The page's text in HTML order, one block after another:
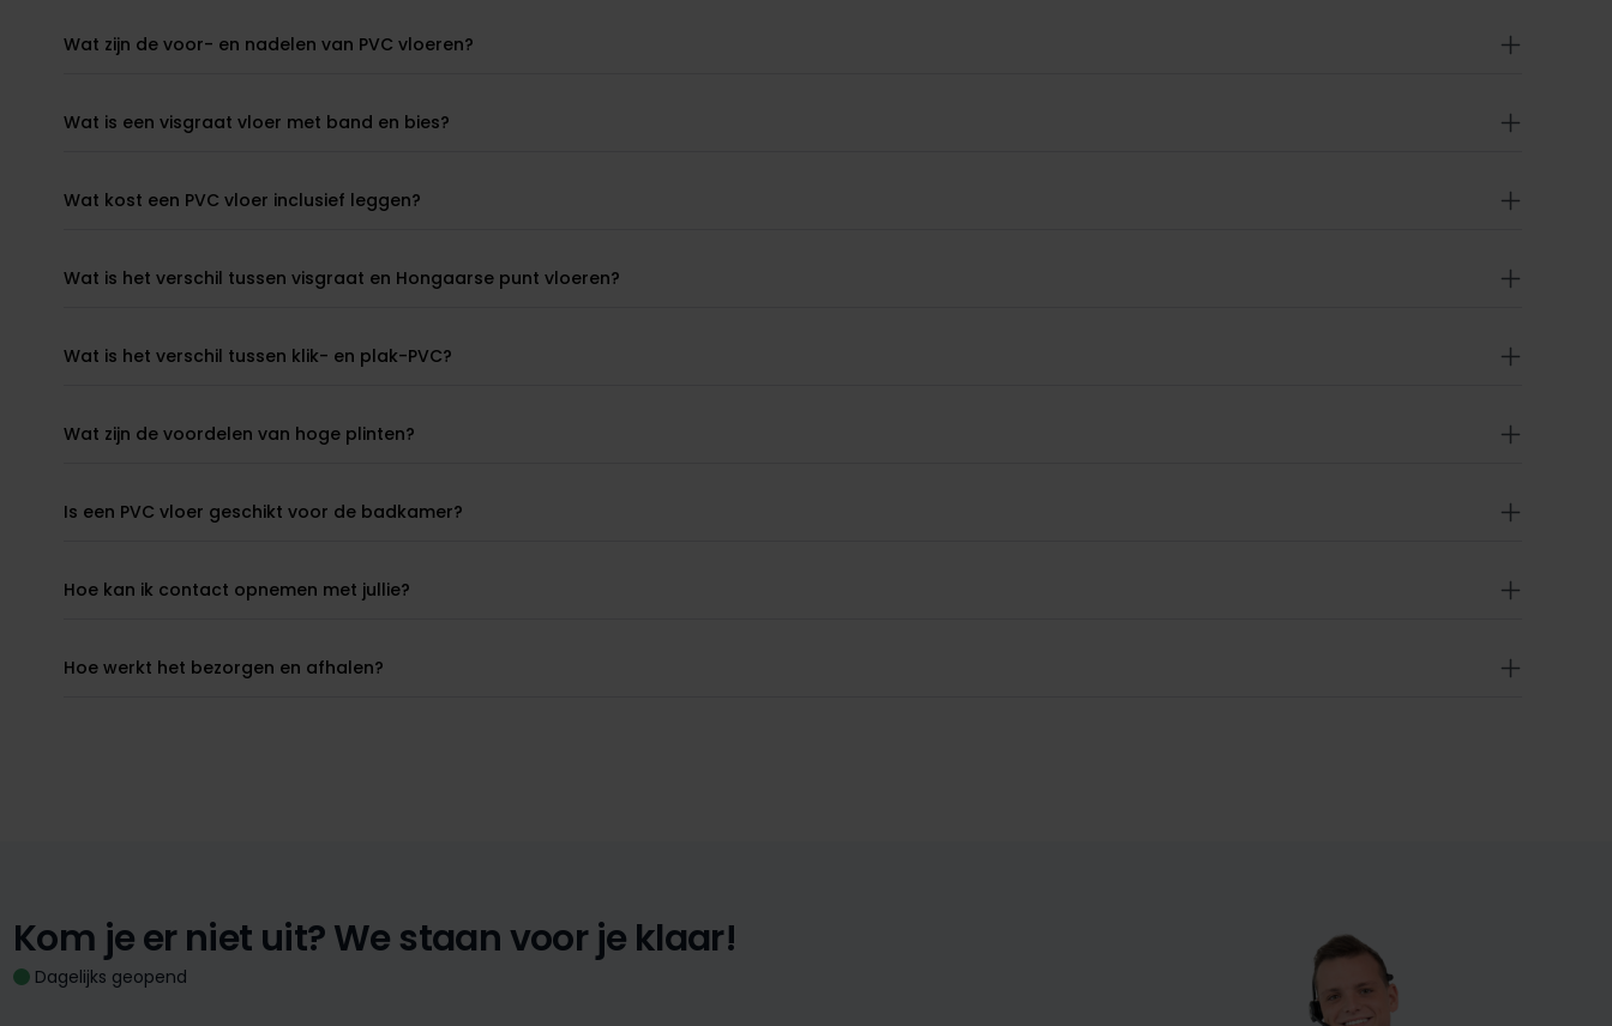
Wat zijn de voor- en nadelen van PVC vloeren?
Wat is een visgraat vloer met band en bies?
Wat kost een PVC vloer inclusief leggen?
Wat is het verschil tussen visgraat en Hongaarse punt vloeren?
Wat is het verschil tussen klik- en plak-PVC?
Wat zijn de voordelen van hoge plinten?
Is een PVC vloer geschikt voor de badkamer?
Hoe kan ik contact opnemen met jullie?
Hoe werkt het bezorgen en afhalen?
Kom je er niet uit?We staan voor je klaar!
Dagelijks geopend